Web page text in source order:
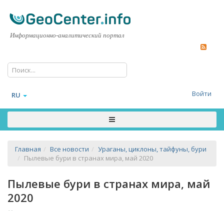
Информационно-аналитический портал
RU Войти
Главная Все новости
Ураганы, циклоны, тайфуны, бури
Пылевые бури в странах мира, май 2020
Пылевые бури в странах мира, май
2020